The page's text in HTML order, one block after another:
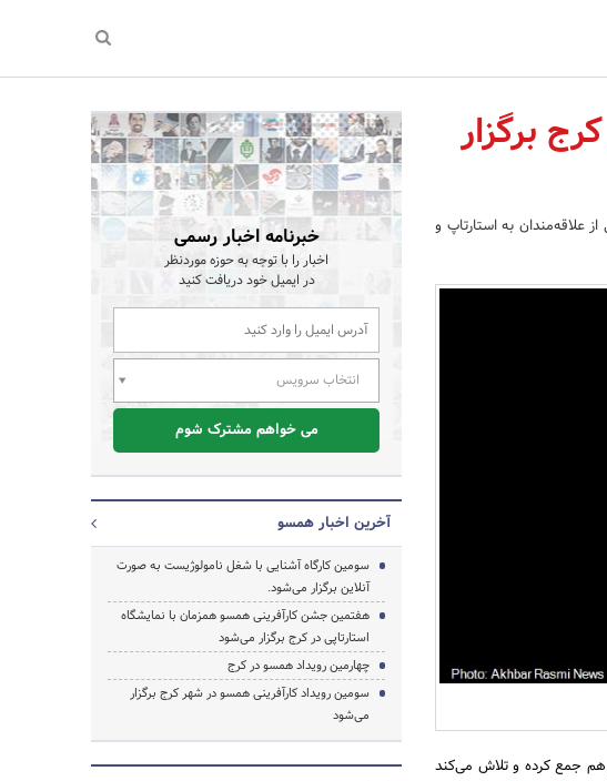
برگزار
علاقه‌مندان به استارتاپ و
استارتاپی کرج را دور هم جمع کرده و تلاش می‌کند
خبرنامه اخبار رسمی
اخبار را با توجه به حوزه موردنظر
در ایمیل خود دریافت کنید
انتخاب سرویس
می خواهم مشترک شوم
آخرین اخبار همسو
سومین کارگاه آشنایی با شغل نامولوژیست به صورت
آنلاین برگزار می‌شود.
هفتمین جشن کارآفرینی همسو همزمان با نمایشگاه
استارتاپی در کرج برگزار می‌شود
چهارمین رویداد همسو در کرج
سومین رویداد کارآفرینی همسو در شهر کرج برگزار
می‌شود